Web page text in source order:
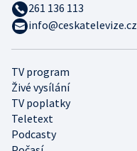
TV program
Živé vysílání
TV poplatky
Teletext
Podcasty
261 136 113
info@ceskatelevize.cz